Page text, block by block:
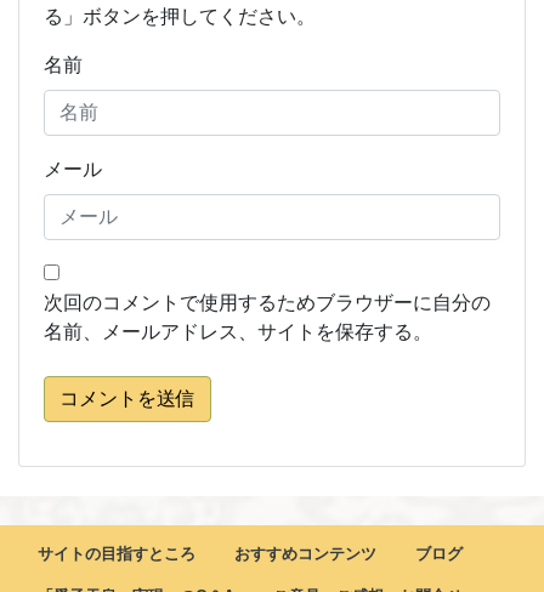
る」ボタンを押してください。
名前
メール
次回のコメントで使用するためブラウザーに自分の
名前、メールアドレス、サイトを保存する。
コメントを送信
サイトの目指すところ おすすめコンテンツ ブログ